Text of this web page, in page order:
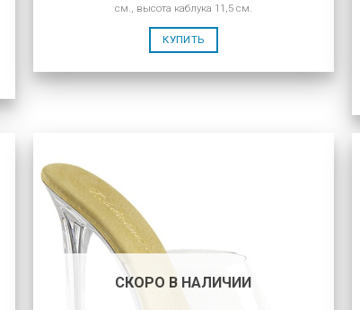
см., высота каблука 11,5 см.
КУПИТЬ
СКОРО В НАЛИЧИИ